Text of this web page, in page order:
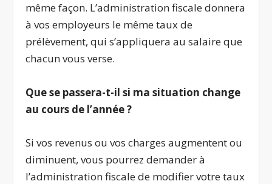
même façon. L’administration fiscale donnera
à vos employeurs le même taux de
prélèvement, qui s’appliquera au salaire que
chacun vous verse.
Que se passera-t-il si ma situation change
au cours de l’année ?
Si vos revenus ou vos charges augmentent ou
diminuent, vous pourrez demander à
l’administration fiscale de modifier votre taux